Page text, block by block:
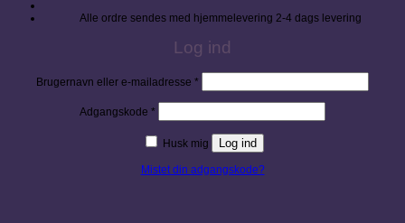
Alle ordre sendes med hjemmelevering 2-4 dags levering
Log ind
Brugernavn eller e-mailadresse *Påkrævet
Adgangskode *Påkrævet
Husk mig Log ind
Mistet din adgangskode?